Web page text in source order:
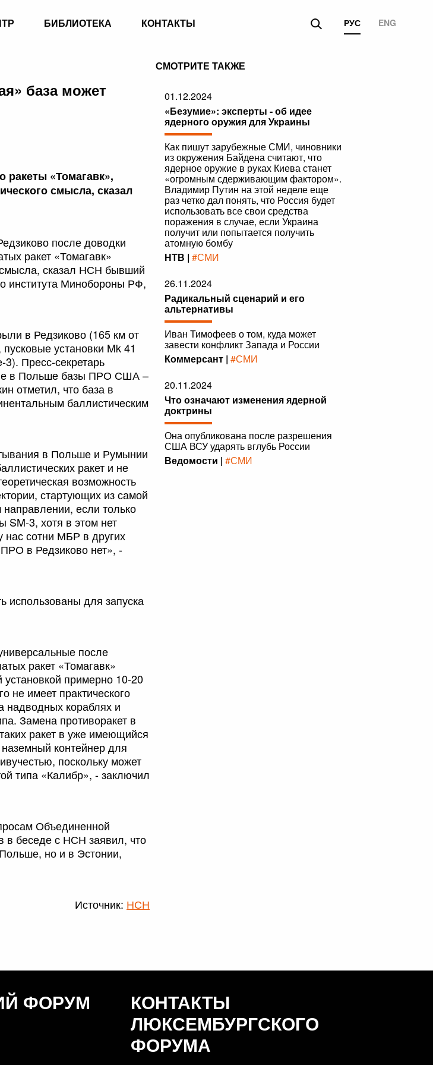
БИБЛИОТЕКА КОНТАКТЫ РУС ENG
база может
ракеты «Томагавк»,
смысла, сказал
после доводки
ракет «Томагавк»
смысла, сказал НСН бывший
института Минобороны РФ,
в Редзиково (165 км от
установки Mk 41
Пресс-секретарь
в Польше базы ПРО США –
отметил, что база в
баллистическим
в Польше и Румынии
ракет и не
возможность
стартующих из самой
если только
SM-3, хотя в этом нет
нас сотни МБР в других
в Редзиково нет», -
использованы для запуска
после
ракет «Томагавк»
примерно 10-20
не имеет практического
надводных кораблях и
Замена противоракет в
ракет в уже имеющийся
контейнер для
поскольку может
типа «Калибр», - заключил
Объединенной
в беседе с НСН заявил, что
но и в Эстонии,
Источник: НСН
СМОТРИТЕ ТАКЖЕ
01.12.2024
«Безумие»: эксперты - об идее
ядерного оружия для Украины
Как пишут зарубежные СМИ, чиновники
из окружения Байдена считают, что
ядерное оружие в руках Киева станет
«огромным сдерживающим фактором».
Владимир Путин на этой неделе еще
раз четко дал понять, что Россия будет
использовать все свои средства
поражения в случае, если Украина
получит или попытается получить
атомную бомбу
НТВ | #СМИ
26.11.2024
Радикальный сценарий и его
альтернативы
Иван Тимофеев о том, куда может
завести конфликт Запада и России
Коммерсант | #СМИ
20.11.2024
Что означают изменения ядерной
доктрины
Она опубликована после разрешения
США ВСУ ударять вглубь России
Ведомости | #СМИ
ФОРУМ
КОНТАКТЫ
ЛЮКСЕМБУРГСКОГО
ФОРУМА